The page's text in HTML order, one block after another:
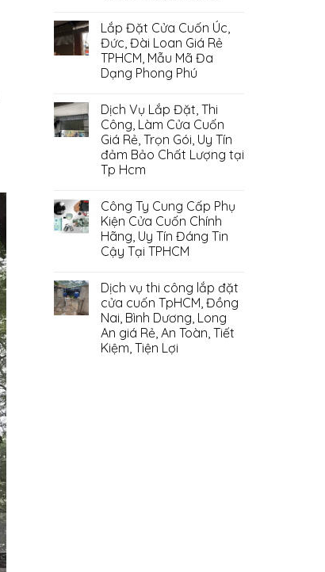
Lắp Đặt Cửa Cuốn Úc,
Đức, Đài Loan Giá Rẻ
TPHCM, Mẫu Mã Đa
Dạng Phong Phú
Dịch Vụ Lắp Đặt, Thi
Công, Làm Cửa Cuốn
Giá Rẻ, Trọn Gói, Uy Tín
đảm Bảo Chất Lượng tại
Tp Hcm
Công Ty Cung Cấp Phụ
Kiện Cửa Cuốn Chính
Hãng, Uy Tín Đáng Tin
Cậy Tại TPHCM
Dịch vụ thi công lắp đặt
cửa cuốn TpHCM, Đồng
Nai, Bình Dương, Long
An giá Rẻ, An Toàn, Tiết
Kiệm, Tiện Lợi